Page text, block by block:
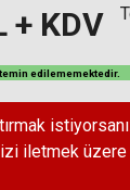
+ KDV
edilememektedir.
iletmek